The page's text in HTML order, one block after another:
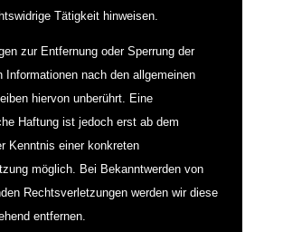
Tätigkeit hinweisen.
zur Entfernung oder Sperrung der
Informationen nach den allgemeinen
hiervon unberührt. Eine
Haftung ist jedoch erst ab dem
Kenntnis einer konkreten
möglich. Bei Bekanntwerden von
Rechtsverletzungen werden wir diese
entfernen.